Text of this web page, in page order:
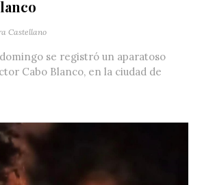
Castellano
se registró un aparatoso
Cabo Blanco, en la ciudad de